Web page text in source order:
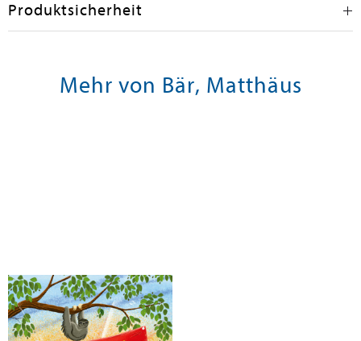
Produktsicherheit
Mehr von Bär, Matthäus